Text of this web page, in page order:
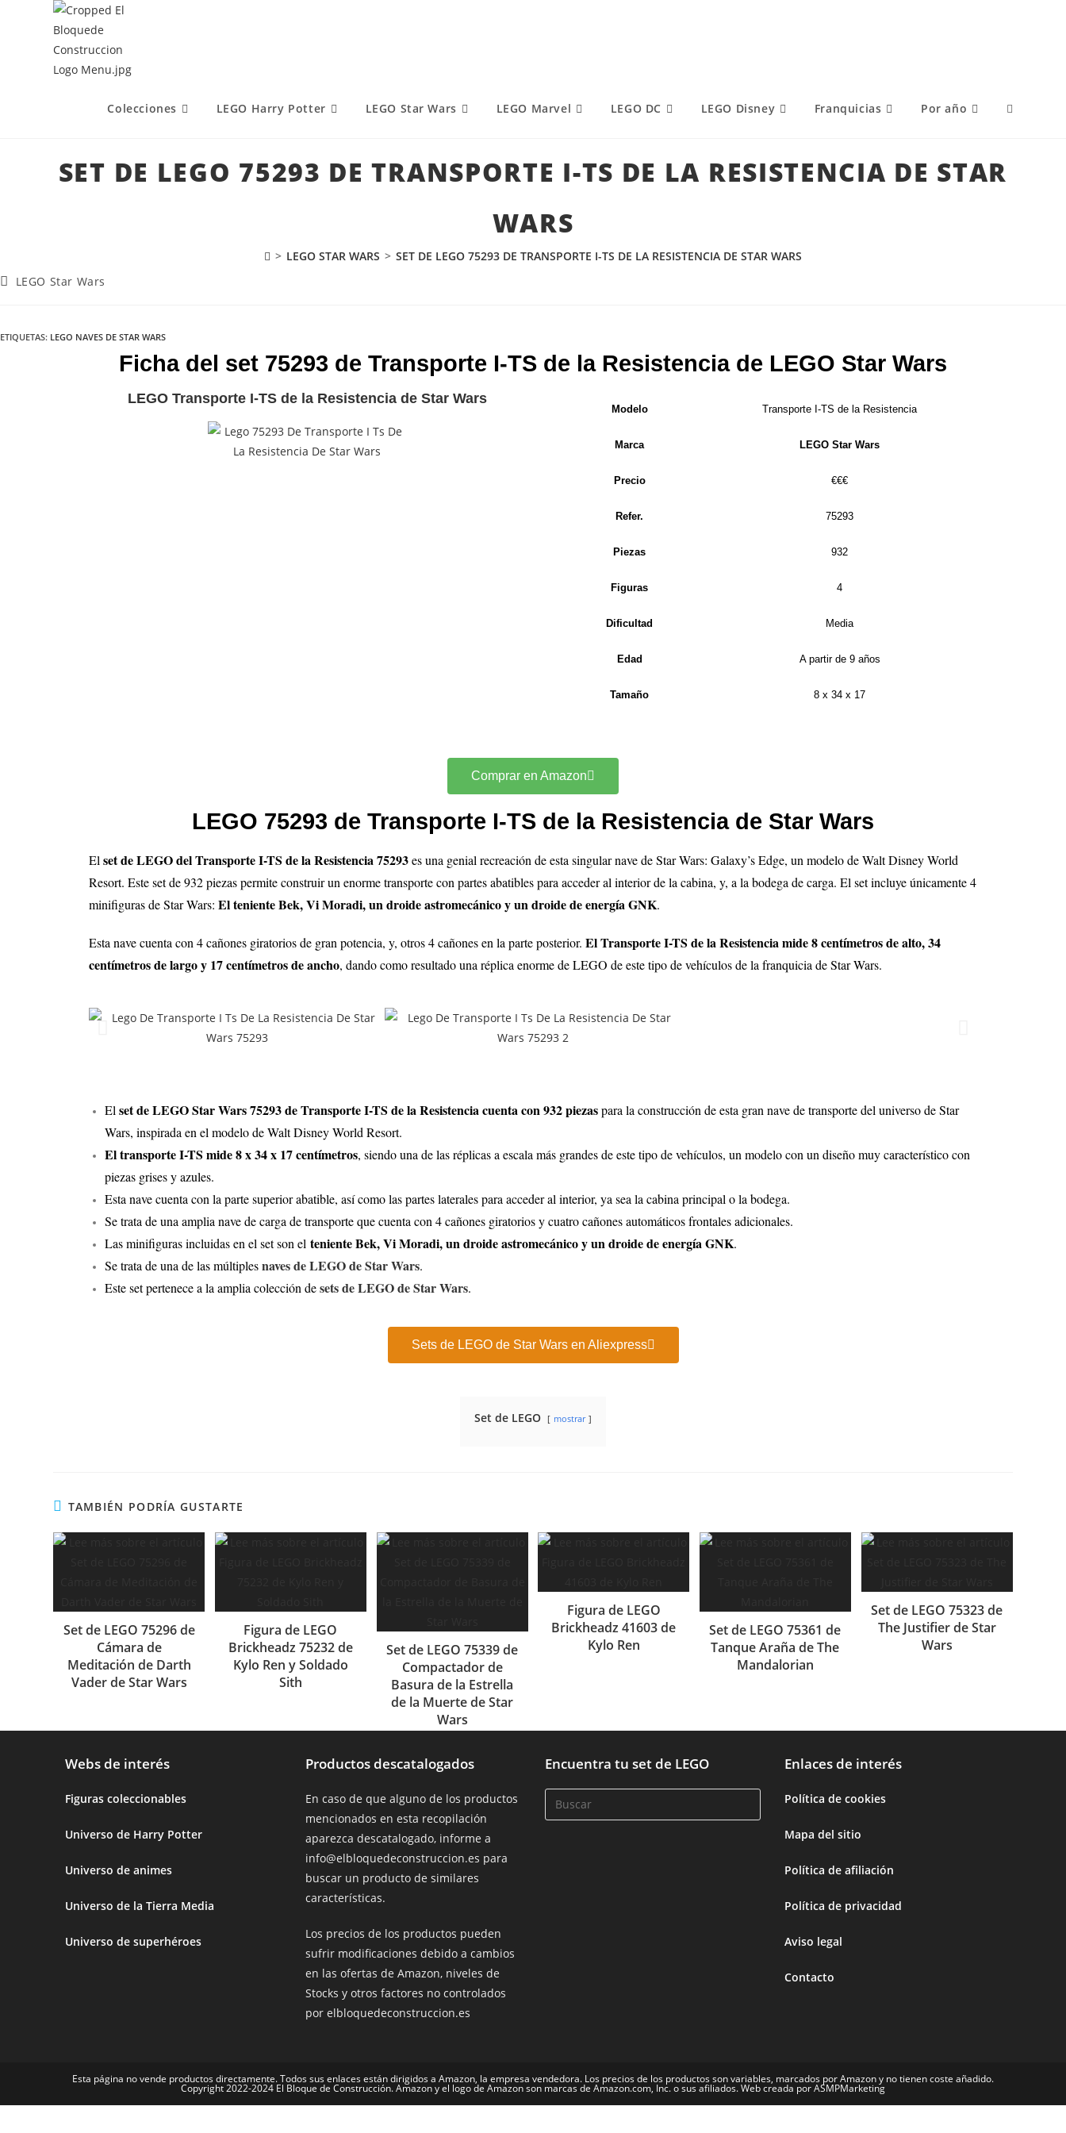
Colecciones LEGO Harry Potter LEGO Star Wars LEGO Marvel LEGO DC LEGO Disney Franquicias Por año
SET DE LEGO 75293 DE TRANSPORTE I-TS DE LA RESISTENCIA DE STAR
WARS
> LEGO STAR WARS > SET DE LEGO 75293 DE TRANSPORTE I-TS DE LA RESISTENCIA DE STAR WARS
LEGO Star Wars
ETIQUETAS: LEGO NAVES DE STAR WARS
Ficha del set 75293 de Transporte I-TS de la Resistencia de LEGO Star Wars
LEGO Transporte I-TS de la Resistencia de Star Wars
Modelo Transporte I-TS de la Resistencia
Marca LEGO Star Wars
Precio €€€
Refer. 75293
Piezas 932
Figuras 4
Dificultad Media
Edad A partir de 9 años
Tamaño 8 x 34 x 17
Comprar en Amazon
LEGO 75293 de Transporte I-TS de la Resistencia de Star Wars
El set de LEGO del Transporte I-TS de la Resistencia 75293es una genial recreación de esta singular nave de Star Wars: Galaxy’s Edge, un modelo de Walt Disney World
Resort. Este set de 932 piezas permite construir un enorme transporte con partes abatibles para acceder al interior de la cabina, y, a la bodega de carga. El set incluye únicamente 4
minifiguras de Star Wars: El teniente Bek, Vi Moradi, un droide astromecánico y un droide de energía GNK.
Esta nave cuenta con 4 cañones giratorios de gran potencia, y, otros 4 cañones en la parte posterior. El Transporte I-TS de la Resistencia mide 8 centímetros de alto, 34
centímetros de largo y 17 centímetros de ancho, dando como resultado una réplica enorme de LEGO de este tipo de vehículos de la franquicia de Star Wars.
El set de LEGO Star Wars 75293 de Transporte I-TS de la Resistencia cuenta con 932 piezaspara la construcción de esta gran nave de transporte del universo de Star
Wars, inspirada en el modelo de Walt Disney World Resort.
El transporte I-TS mide 8 x 34 x 17 centímetros, siendo una de las réplicas a escala más grandes de este tipo de vehículos, un modelo con un diseño muy característico con
piezas grises y azules.
Esta nave cuenta con la parte superior abatible, así como las partes laterales para acceder al interior, ya sea la cabina principal o la bodega.
Se trata de una amplia nave de carga de transporte que cuenta con 4 cañones giratorios y cuatro cañones automáticos frontales adicionales.
Las minifiguras incluidas en el set son el teniente Bek, Vi Moradi, un droide astromecánico y un droide de energía GNK.
Se trata de una de las múltiplesnaves de LEGO de Star Wars.
Este set pertenece a la amplia colección desets de LEGO de Star Wars.
Sets de LEGO de Star Wars en Aliexpress
Set de LEGO mostrar
TAMBIÉN PODRÍA GUSTARTE
Set de LEGO 75296 de
Cámara de
Meditación de Darth
Vader de Star Wars
Figura de LEGO
Brickheadz 75232 de
Kylo Ren y Soldado
Sith
Set de LEGO 75339 de
Compactador de
Basura de la Estrella
de la Muerte de Star
Wars
Figura de LEGO
Brickheadz 41603 de
Kylo Ren
Set de LEGO 75361 de
Tanque Araña de The
Mandalorian
Set de LEGO 75323 de
The Justifier de Star
Wars
Webs de interés
Figuras coleccionables
Universo de Harry Potter
Universo de animes
Universo de la Tierra Media
Universo de superhéroes
Productos descatalogados
En caso de que alguno de los productos
mencionados en esta recopilación
aparezca descatalogado, informe a
info@elbloquedeconstruccion.es para
buscar un producto de similares
características.
Los precios de los productos pueden
sufrir modificaciones debido a cambios
en las ofertas de Amazon, niveles de
Stocks y otros factores no controlados
por elbloquedeconstruccion.es
Encuentra tu set de LEGO Enlaces de interés
Política de cookies
Mapa del sitio
Política de afiliación
Política de privacidad
Aviso legal
Contacto
Esta página no vende productos directamente. Todos sus enlaces están dirigidos a Amazon, la empresa vendedora. Los precios de los productos son variables, marcados por Amazon y no tienen coste añadido.
Copyright 2022-2024 El Bloque de Construcción. Amazon y el logo de Amazon son marcas de Amazon.com, Inc. o sus afiliados. Web creada por ASMPMarketing